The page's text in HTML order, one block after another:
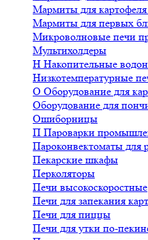
Мармиты для
Мармиты для первых
Микроволновые печи
Мультихолдеры
Н Накопительные
Низкотемпературные
О Оборудование для
Оборудование для
Ошиборницы
П Пароварки
Пароконвектоматы для
Пекарские шкафы
Перколяторы
Печи высокоскоростные
Печи для запекания
Печи для пиццы
Печи для утки по-